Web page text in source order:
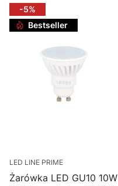
-5%
Bestseller
LED LINE PRIME
Żarówka LED GU10 10W